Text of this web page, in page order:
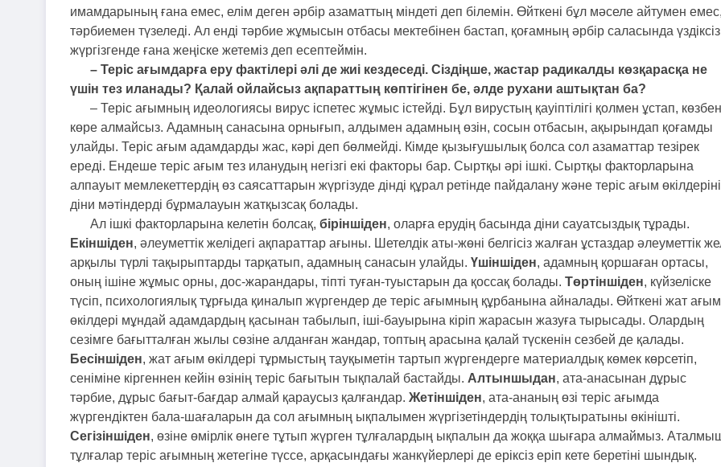
имамдарының ғана емес, елім деген әрбір азаматтың міндеті деп білемін. Өйткені бұл мәселе айтумен емес,
тәрбиемен түзеледі. Ал енді тәрбие жұмысын отбасы мектебінен бастап, қоғамның әрбір саласында үздіксіз
жүргізгенде ғана жеңіске жетеміз деп есептеймін.
– Теріс ағымдарға еру фактілері әлі де жиі кездеседі. Сіздіңше, жастар радикалды көзқарасқа не
үшін тез иланады? Қалай ойлайсыз ақпараттың көптігінен бе, әлде рухани аштықтан ба?
– Теріс ағымның идеологиясы вирус іспетес жұмыс істейді. Бұл вирустың қауіптілігі қолмен ұстап, көзбен
көре алмайсыз. Адамның санасына орнығып, алдымен адамның өзін, сосын отбасын, ақырындап қоғамды
улайды. Теріс ағым адамдарды жас, кәрі деп бөлмейді. Кімде қызығушылық болса сол азаматтар тезірек
ереді. Ендеше теріс ағым тез иланудың негізгі екі факторы бар. Сыртқы әрі ішкі. Сыртқы факторларына
алпауыт мемлекеттердің өз саясаттарын жүргізуде дінді құрал ретінде пайдалану және теріс ағым
діни мәтіндерді бұрмалауын жатқызсақ болады.
Ал ішкі факторларына келетін болсақ, біріншіден, оларға ерудің басында діни сауатсыздық тұрады.
Екіншіден, әлеуметтік желідегі ақпараттар ағыны. Шетелдік аты-жөні белгісіз жалған ұстаздар әлеуметтік
арқылы түрлі тақырыптарды тарқатып, адамның санасын улайды. Үшіншіден, адамның қоршаған ортасы,
оның ішіне жұмыс орны, дос-жарандары, тіпті туған-туыстарын да қоссақ болады. Төртіншіден, күйзеліске
түсіп, психологиялық тұрғыда қиналып жүргендер де теріс ағымның құрбанына айналады. Өйткені жат ағым
өкілдері мұндай адамдардың қасынан табылып, іші-бауырына кіріп жарасын жазуға тырысады. Олардың
сезімге бағытталған жылы сөзіне алданған жандар, топтың арасына қалай түскенін сезбей де қалады.
Бесіншіден, жат ағым өкілдері тұрмыстың тауқыметін тартып жүргендерге материалдық көмек көрсетіп,
сеніміне кіргеннен кейін өзінің теріс бағытын тықпалай бастайды. Алтыншыдан, ата-анасынан дұрыс
тәрбие, дұрыс бағыт-бағдар алмай қараусыз қалғандар. Жетіншіден, ата-ананың өзі теріс ағымда
жүргендіктен бала-шағаларын да сол ағымның ықпалымен жүргізетіндердің толықтыратыны өкінішті.
Сегізіншіден, өзіне өмірлік өнеге тұтып жүрген тұлғалардың ықпалын да жоққа шығара алмаймыз.
тұлғалар теріс ағымның жетегіне түссе, арқасындағы жанкүйерлері де еріксіз еріп кете беретіні шындық.